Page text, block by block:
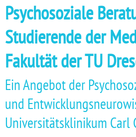
Psychosoziale
Studierende der
Fakultät der TU
Ein Angebot der
und
Universitätsklinikum Carl